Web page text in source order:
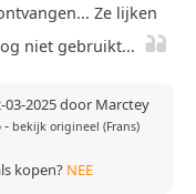
Ze lijken
niet gebruikt...
2025 door Marctey
- bekijk origineel (Frans)
kopen? NEE